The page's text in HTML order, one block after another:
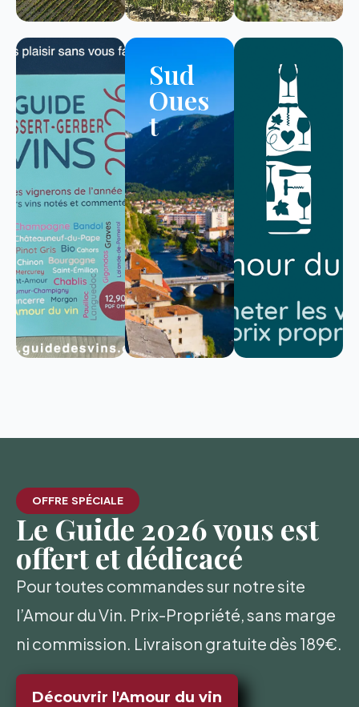
Sud
Oues
t
OFFRE SPÉCIALE
Le Guide 2026 vous est
offert et dédicacé
Pour toutes commandes sur notre site
l’Amour du Vin. Prix-Propriété, sans marge
ni commission. Livraison gratuite dès 189€.
Découvrir l'Amour du vin